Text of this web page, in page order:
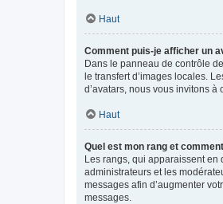
Haut
Comment puis-je afficher un
Dans le panneau de contrôle
le transfert d’images locales.
d’avatars, nous vous invitons à
Haut
Quel est mon rang et
Les rangs, qui apparaissent en
administrateurs et les
messages afin d’augmenter
messages.